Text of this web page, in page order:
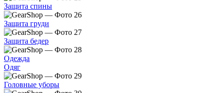
Защита спины
Защита груди
Защита бедер
Одежда
Одяг
Головные уборы